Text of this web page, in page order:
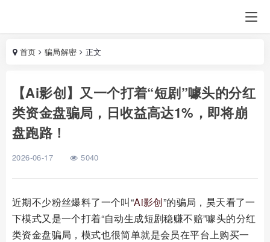
首页 骗局解密 正文
【Ai影创】又一个打着“短剧”噱头的分红
类资金盘骗局，日收益高达1%，即将崩
盘跑路！
2026-06-17 5040
近期不少粉丝爆料了一个叫“Ai影创”的骗局，昊天看了一
下模式又是一个打着“自动生成短剧稳赚不赔”噱头的分红
类资金盘骗局，模式也很简单就是会员在平台上购买一